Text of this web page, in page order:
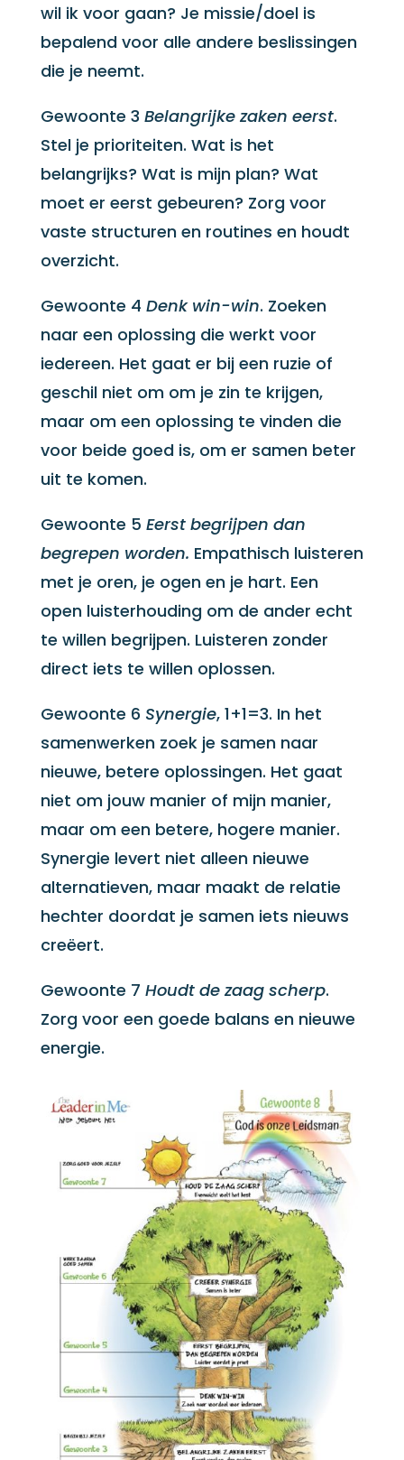
wil ik voor gaan? Je missie/doel is
bepalend voor alle andere beslissingen
die je neemt.
Gewoonte 3 Belangrijke zaken eerst.
Stel je prioriteiten. Wat is het
belangrijks? Wat is mijn plan? Wat
moet er eerst gebeuren? Zorg voor
vaste structuren en routines en houdt
overzicht.
Gewoonte 4 Denk win-win. Zoeken
naar een oplossing die werkt voor
iedereen. Het gaat er bij een ruzie of
geschil niet om om je zin te krijgen,
maar om een oplossing te vinden die
voor beide goed is, om er samen beter
uit te komen.
Gewoonte 5 Eerst begrijpen dan
begrepen worden. Empathisch luisteren
met je oren, je ogen en je hart. Een
open luisterhouding om de ander echt
te willen begrijpen. Luisteren zonder
direct iets te willen oplossen.
Gewoonte 6 Synergie, 1+1=3. In het
samenwerken zoek je samen naar
nieuwe, betere oplossingen. Het gaat
niet om jouw manier of mijn manier,
maar om een betere, hogere manier.
Synergie levert niet alleen nieuwe
alternatieven, maar maakt de relatie
hechter doordat je samen iets nieuws
creëert.
Gewoonte 7 Houdt de zaag scherp.
Zorg voor een goede balans en nieuwe
energie.